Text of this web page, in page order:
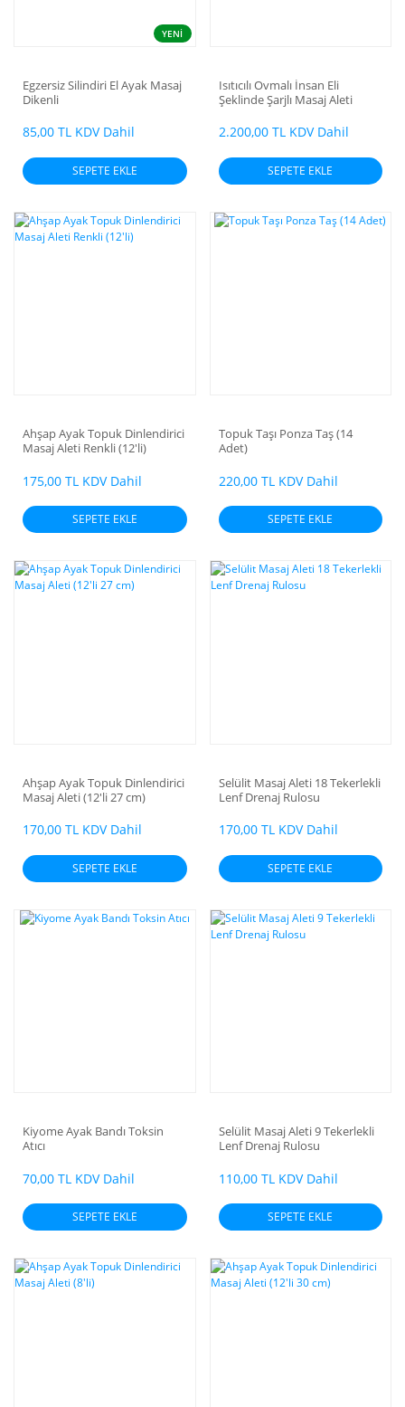
YENİ
Egzersiz Silindiri El Ayak Masaj
Dikenli
85,00 TL KDV Dahil
SEPETE EKLE
Isıtıcılı Ovmalı İnsan Eli
Şeklinde Şarjlı Masaj Aleti
2.200,00 TL KDV Dahil
SEPETE EKLE
Ahşap Ayak Topuk Dinlendirici
Masaj Aleti Renkli (12'li)
175,00 TL KDV Dahil
SEPETE EKLE
Topuk Taşı Ponza Taş (14
Adet)
220,00 TL KDV Dahil
SEPETE EKLE
Ahşap Ayak Topuk Dinlendirici
Masaj Aleti (12'li 27 cm)
170,00 TL KDV Dahil
SEPETE EKLE
Selülit Masaj Aleti 18 Tekerlekli
Lenf Drenaj Rulosu
170,00 TL KDV Dahil
SEPETE EKLE
Kiyome Ayak Bandı Toksin
Atıcı
70,00 TL KDV Dahil
SEPETE EKLE
Selülit Masaj Aleti 9 Tekerlekli
Lenf Drenaj Rulosu
110,00 TL KDV Dahil
SEPETE EKLE